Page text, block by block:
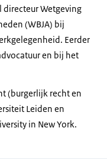
directeur Wetgeving
(WBJA) bij
Eerder
en bij het
(burgerlijk recht en
Leiden en
in New York.